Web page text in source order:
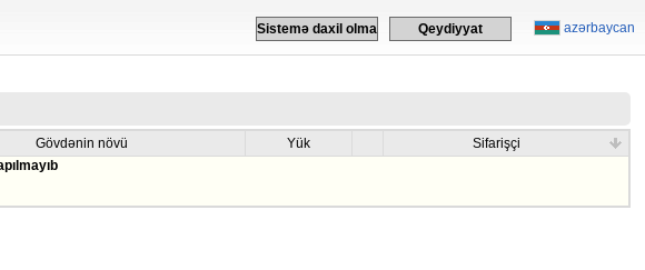
azərbaycan
Sistemə daxil olma Qeydiyyat
Gövdənin növü Yük
Sifarişçi